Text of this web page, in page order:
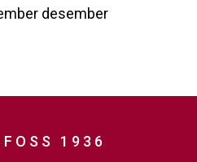
desember
1936